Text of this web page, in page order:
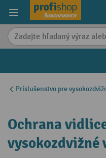
content
Príslušenstvo pre
Ochrana
vysokozdvižné